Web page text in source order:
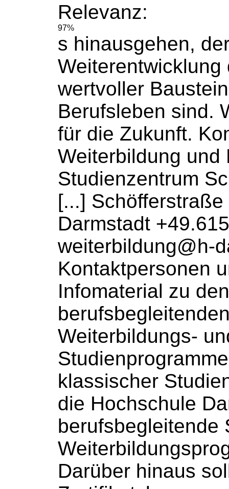
Relevanz:
97%
s hinausgehen,
Weiterentwicklung
wertvoller
Berufsleben sind.
für die Zukunft.
Weiterbildung und
Studienzentrum
[...]
Darmstadt
weiterbildung@h-
Kontaktpersonen
Infomaterial zu
Weiterbildungs-
klassischer
die Hochschule
berufsbegleitende
Darüber hinaus